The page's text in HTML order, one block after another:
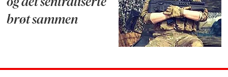
og det sentraliserte
brøt sammen